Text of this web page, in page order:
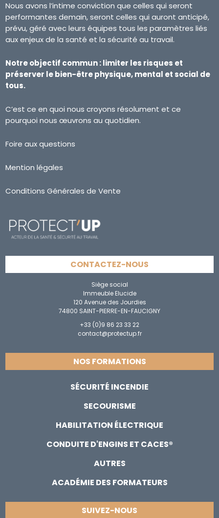
Nous avons l’intime conviction que celles qui seront
performantes demain, seront celles qui auront anticipé,
prévu, géré avec leurs équipes tous les paramètres liés
aux enjeux de la santé et la sécurité au travail.
Notre objectif commun : limiter les risques et
préserver le bien-être physique, mental et social de
tous.
C’est ce en quoi nous croyons résolument et ce
pourquoi nous œuvrons au quotidien.
Foire aux questions
Mention légales
Conditions Générales de Vente
CONTACTEZ-NOUS
Siège social
Immeuble Elucide
120 Avenue des Jourdies
74800 SAINT-PIERRE-EN-FAUCIGNY
+33 (0)9 86 23 33 22
contact@protectup.fr
NOS FORMATIONS
SÉCURITÉ INCENDIE
SECOURISME
HABILITATION ÉLECTRIQUE
CONDUITE D'ENGINS ET CACES®
AUTRES
ACADÉMIE DES FORMATEURS
SUIVEZ-NOUS